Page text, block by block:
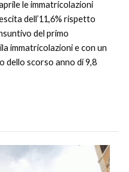
le immatricolazioni
dell’11,6% rispetto
del primo
immatricolazioni e con un
dello scorso anno di 9,8